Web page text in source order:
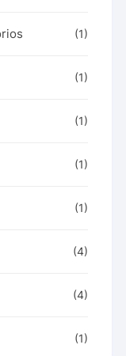
(1)
(1)
(1)
(1)
(1)
(4)
(4)
(1)